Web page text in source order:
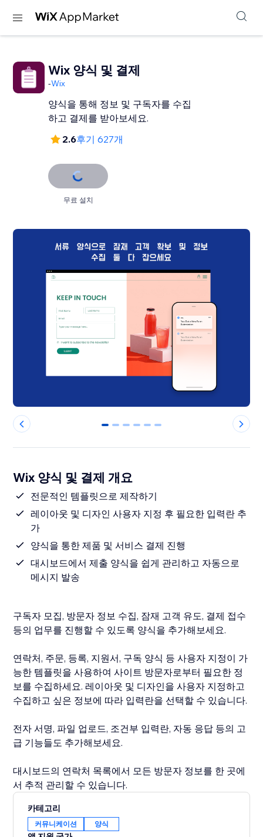
Wix 양식 및 결제
-Wix
양식을 통해 정보 및 구독자를 수집
하고 결제를 받아보세요.
2.6후기 627개
무료 설치
0 1 2 3 4 5
Wix 양식 및 결제 개요
전문적인 템플릿으로 제작하기
레이아웃 및 디자인 사용자 지정 후 필요한 입력란 추
가
양식을 통한 제품 및 서비스 결제 진행
대시보드에서 제출 양식을 쉽게 관리하고 자동으로
메시지 발송
구독자 모집, 방문자 정보 수집, 잠재 고객 유도, 결제 접수
등의 업무를 진행할 수 있도록 양식을 추가해보세요.
연락처, 주문, 등록, 지원서, 구독 양식 등 사용자 지정이 가
능한 템플릿을 사용하여 사이트 방문자로부터 필요한 정
보를 수집하세요. 레이아웃 및 디자인을 사용자 지정하고
수집하고 싶은 정보에 따라 입력란을 선택할 수 있습니다.
전자 서명, 파일 업로드, 조건부 입력란, 자동 응답 등의 고
급 기능들도 추가해보세요.
대시보드의 연락처 목록에서 모든 방문자 정보를 한 곳에
서 추적 관리할 수 있습니다.
카테고리
커뮤니케이션 양식